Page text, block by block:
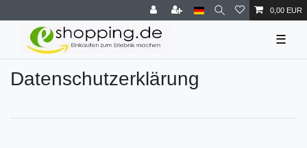
0,00 EUR
☰
Daten­schutz­erklärung